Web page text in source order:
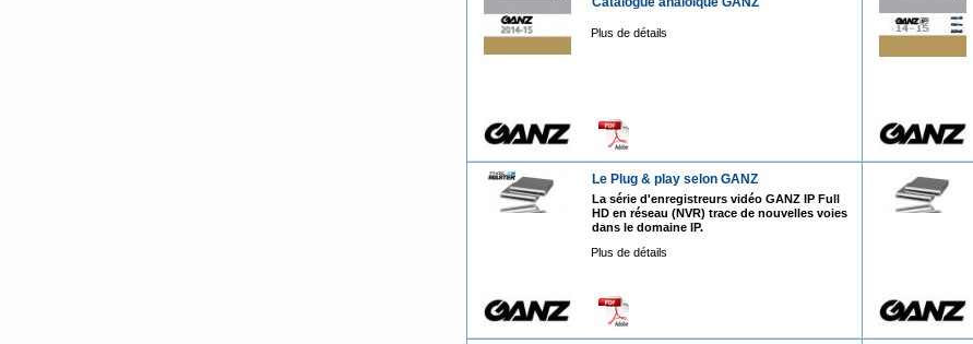
Plus de détails
Le Plug & play selon GANZ
La série d'enregistreurs vidéo GANZ IP Full
HD en réseau (NVR) trace de nouvelles voies
dans le domaine IP.
Plus de détails